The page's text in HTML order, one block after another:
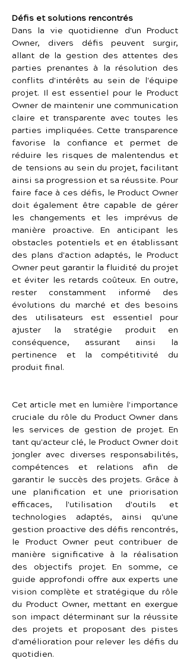
Défis et solutions rencontrés
Dans la vie quotidienne d'un Product
Owner, divers défis peuvent surgir,
allant de la gestion des attentes des
parties prenantes à la résolution des
conflits d'intérêts au sein de l'équipe
projet. Il est essentiel pour le Product
Owner de maintenir une communication
claire et transparente avec toutes les
parties impliquées. Cette transparence
favorise la confiance et permet de
réduire les risques de malentendus et
de tensions au sein du projet, facilitant
ainsi sa progression et sa réussite. Pour
faire face à ces défis, le Product Owner
doit également être capable de gérer
les changements et les imprévus de
manière proactive. En anticipant les
obstacles potentiels et en établissant
des plans d'action adaptés, le Product
Owner peut garantir la fluidité du projet
et éviter les retards coûteux. En outre,
rester constamment informé des
évolutions du marché et des besoins
des utilisateurs est essentiel pour
ajuster la stratégie produit en
conséquence, assurant ainsi la
pertinence et la compétitivité du
produit final.
Cet article met en lumière l'importance
cruciale du rôle du Product Owner dans
les services de gestion de projet. En
tant qu'acteur clé, le Product Owner doit
jongler avec diverses responsabilités,
compétences et relations afin de
garantir le succès des projets. Grâce à
une planification et une priorisation
efficaces, l'utilisation d'outils et
technologies adaptés, ainsi qu'une
gestion proactive des défis rencontrés,
le Product Owner peut contribuer de
manière significative à la réalisation
des objectifs projet. En somme, ce
guide approfondi offre aux experts une
vision complète et stratégique du rôle
du Product Owner, mettant en exergue
son impact déterminant sur la réussite
des projets et proposant des pistes
d'amélioration pour relever les défis du
quotidien.